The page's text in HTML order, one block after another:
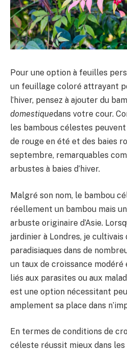
Pour une option à feuilles
un feuillage coloré attrayant
l’hiver, pensez à ajouter du
domestiquedans votre cour.
les bambous célestes
de rouge en été et des baies
septembre, remarquables
arbustes à baies d’hiver.
Malgré son nom, le bambou
réellement un bambou mais
arbuste originaire d’Asie.
jardinier à Londres, je cultivais
paradisiaques dans de
un taux de croissance
liés aux parasites ou aux
est une option nécessitant
amplement sa place dans
En termes de conditions de
céleste réussit mieux dans